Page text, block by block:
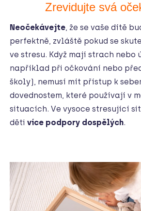
Zrevidujte svá
Neočekávejte, že se vaše dítě
perfektně, zvláště pokud se
ve stresu. Když mají strach nebo
například při očkování nebo
školy), nemusí mít přístup k
dovednostem, které používají v
situacích. Ve vysoce stresující
děti více podpory dospělých.